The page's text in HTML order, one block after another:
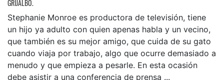
GRIJALBO.
Stephanie Monroe es productora de televisión, tiene
un hijo ya adulto con quien apenas habla y un vecino,
que también es su mejor amigo, que cuida de su gato
cuando viaja por trabajo, algo que ocurre demasiado a
menudo y que empieza a pesarle. En esta ocasión
debe asistir a una conferencia de prensa ...